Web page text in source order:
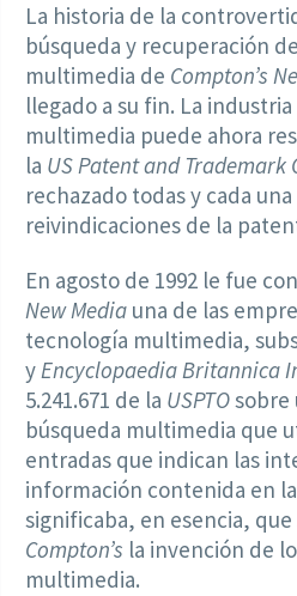
La historia de la
búsqueda y recuperación
multimedia de Compton’s
llegado a su fin. La
multimedia puede ahora
la US Patent and Trademark
rechazado todas y cada
reivindicaciones de la
En agosto de 1992 le fue
New Media una de las
tecnología multimedia,
yEncyclopaedia Britannica
5.241.671 de la USPTOsobre
búsqueda multimedia que
entradas que indican las
información contenida en
significaba, en esencia, que
Compton’s la invención de
multimedia.